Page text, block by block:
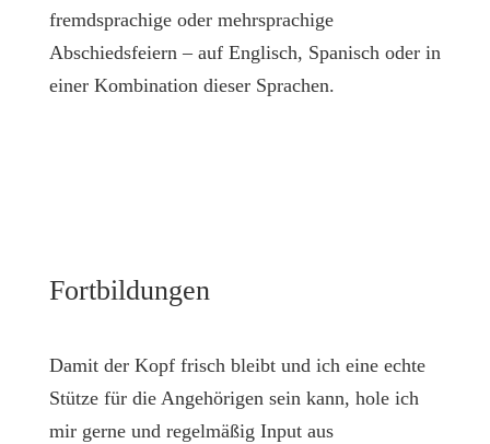
fremdsprachige oder mehrsprachige
Abschiedsfeiern – auf Englisch, Spanisch oder in
einer Kombination dieser Sprachen.
Fort­­bil­dungen
Damit der Kopf frisch bleibt und ich eine echte
Stütze für die Angehörigen sein kann, hole ich
mir gerne und regelmäßig Input aus